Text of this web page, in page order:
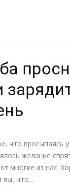
что просыпаясь
желание
многие из нас.
вы, что...